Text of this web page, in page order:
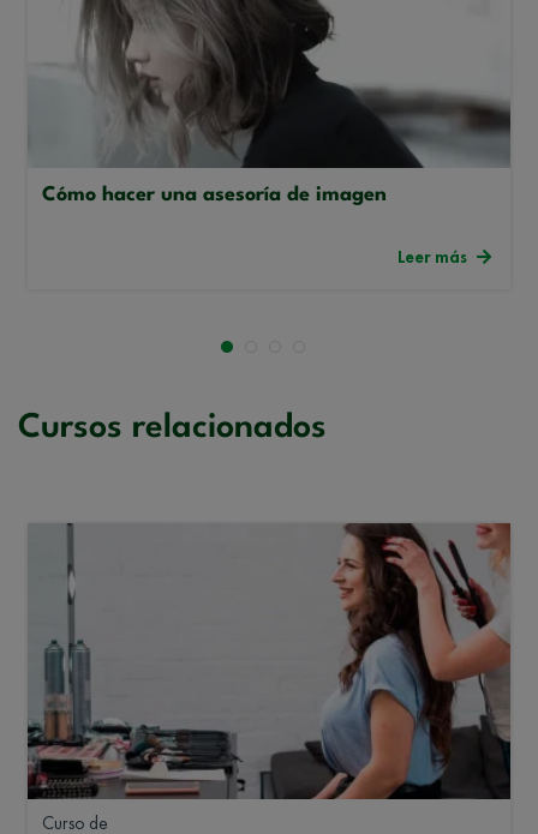
Cómo hacer una asesoría de imagen
Leer más
Cursos relacionados
Curso de